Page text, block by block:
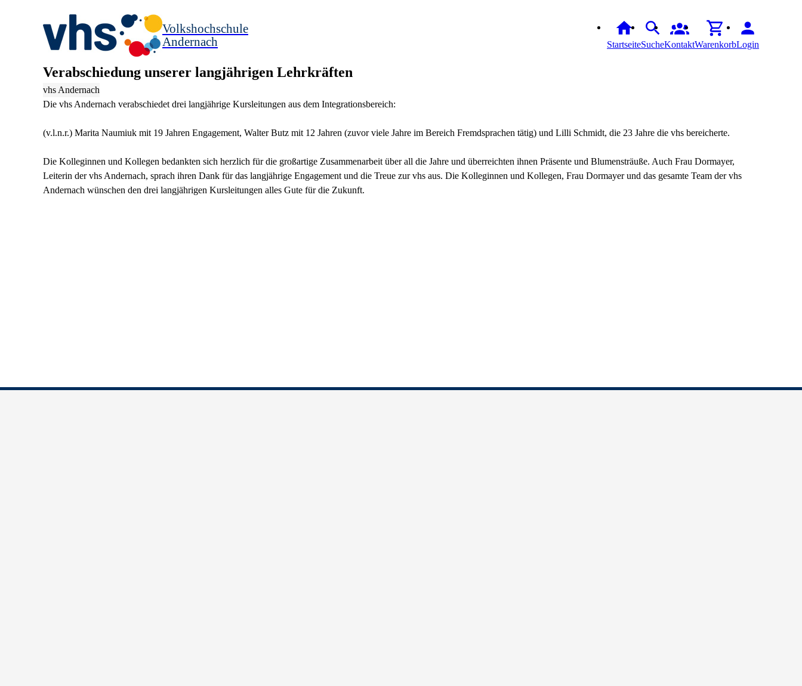
Volkshochschule
Andernach
StartseiteSucheKontaktWarenkorbLogin
Verabschiedung unserer langjährigen Lehrkräften
vhs Andernach
Die vhs Andernach verabschiedet drei langjährige Kursleitungen aus dem Integrationsbereich:
(v.l.n.r.) Marita Naumiuk mit 19 Jahren Engagement, Walter Butz mit 12 Jahren (zuvor viele Jahre im Bereich Fremdsprachen tätig) und Lilli Schmidt, die 23 Jahre die vhs bereicherte.
Die Kolleginnen und Kollegen bedankten sich herzlich für die großartige Zusammenarbeit über all die Jahre und überreichten ihnen Präsente und Blumensträuße. Auch Frau Dormayer,
Leiterin der vhs Andernach, sprach ihren Dank für das langjährige Engagement und die Treue zur vhs aus. Die Kolleginnen und Kollegen, Frau Dormayer und das gesamte Team der vhs
Andernach wünschen den drei langjährigen Kursleitungen alles Gute für die Zukunft.